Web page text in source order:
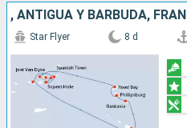
Star Flyer 8 d